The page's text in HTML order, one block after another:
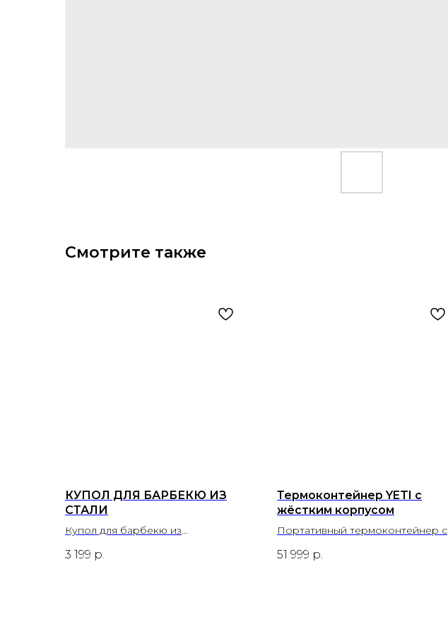
Смотрите также
КУПОЛ ДЛЯ БАРБЕКЮ ИЗ
СТАЛИ
Купол для барбекю из
для расплавления сыра на блюдах.
3 199 р.
Термоконтейнер YETI с
жёстким корпусом
Портативный термоконтейнер с
верхней крышкой на защёлках.
51 999 р.